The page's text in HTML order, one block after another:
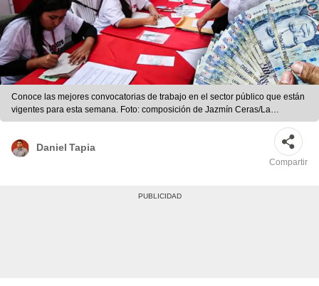
Conoce las mejores convocatorias de trabajo en el sector público que están
vigentes para esta semana. Foto: composición de Jazmín Ceras/La
República/Andina
Daniel Tapia
Compartir